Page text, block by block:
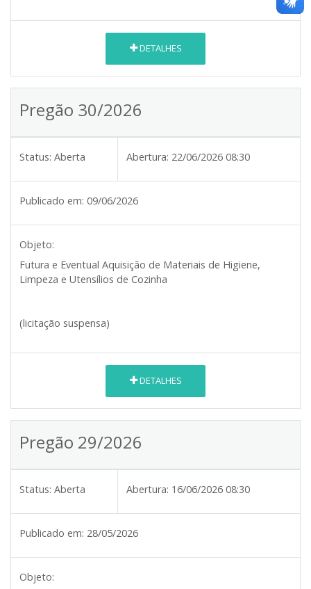
DETALHES
Pregão 30/2026
Status: Aberta Abertura: 22/06/2026 08:30
Publicado em: 09/06/2026
Objeto:
Futura e Eventual Aquisição de Materiais de Higiene,
Limpeza e Utensílios de Cozinha
(licitação suspensa)
DETALHES
Pregão 29/2026
Status: Aberta Abertura: 16/06/2026 08:30
Publicado em: 28/05/2026
Objeto: